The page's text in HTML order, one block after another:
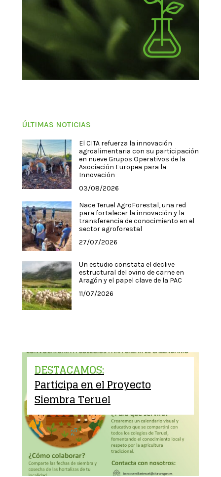
ÚLTIMAS NOTICIAS
El CITA refuerza la innovación
agroalimentaria con su participación
en nueve Grupos Operativos de la
Asociación Europea para la
Innovación
03/08/2026
Nace Teruel AgroForestal, una red
para fortalecer la innovación y la
transferencia de conocimiento en el
sector agroforestal
27/07/2026
Un estudio constata el declive
estructural del ovino de carne en
Aragón y el papel clave de la PAC
11/07/2026
DESTACAMOS:
Participa en el Proyecto
Siembra Teruel